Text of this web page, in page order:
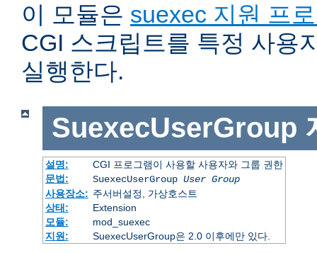
이 모듈은 suexec 지원 프
CGI 스크립트를 특정 사용
실행한다.
SuexecUserGroup
설명:
CGI 프로그램이 사용할 사용자와 그룹 권한
문법:
SuexecUserGroup User Group
사용장소: 주서버설정, 가상호스트
상태:
Extension
모듈:
mod_suexec
지원:
SuexecUserGroup은 2.0 이후에만 있다.